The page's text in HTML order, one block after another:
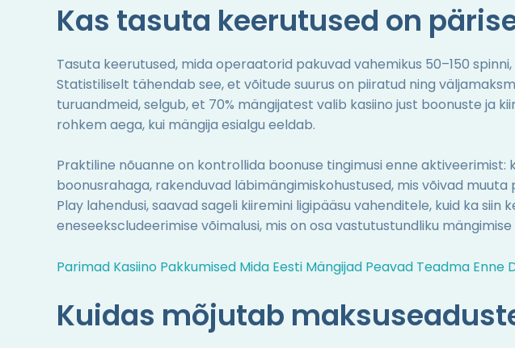
Kas tasuta keerutused on
Tasuta keerutused, mida operaatorid pakuvad vahemikus 50–150
Statistiliselt tähendab see, et võitude suurus on piiratud ning
turuandmeid, selgub, et 70% mängijatest valib kasiino just boonuste ja
rohkem aega, kui mängija esialgu eeldab.
Praktiline nõuanne on kontrollida boonuse tingimusi enne
boonusrahaga, rakenduvad läbimängimiskohustused, mis võivad
Play lahendusi, saavad sageli kiiremini ligipääsu vahenditele, kuid ka
eneseekscludeerimise võimalusi, mis on osa vastutustundliku
Parimad Kasiino Pakkumised Mida Eesti Mängijad Peavad Teadma Enne
Kuidas mõjutab